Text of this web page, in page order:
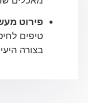
פירוט
טיפים
בצורה